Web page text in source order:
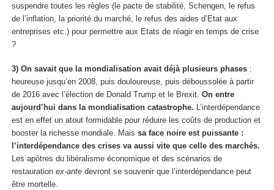
suspendre toutes les règles (le pacte de stabilité, Schengen, le refus
de l’inflation, la priorité du marché, le refus des aides d’Etat aux
entreprises etc.) pour permettre aux Etats de réagir en temps de crise
?
3) On savait que la mondialisation avait déjà plusieurs phases :
heureuse jusqu’en 2008, puis douloureuse, puis déboussolée à partir
de 2016 avec l’élection de Donald Trump et le Brexit. On entre
aujourd’hui dans la mondialisation catastrophe. L’interdépendance
est en effet un atout formidable pour réduire les coûts de production et
booster la richesse mondiale. Mais sa face noire est puissante :
l’interdépendance des crises va aussi vite que celle des marchés.
Les apôtres du libéralisme économique et des scénarios de
restauration ex-ante devront se souvenir que l’interdépendance peut
être mortelle.